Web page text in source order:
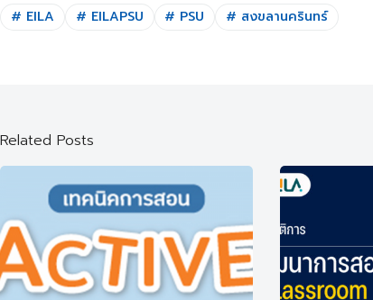
# EILA # EILAPSU # PSU # สงขลานครินทร์
Related Posts